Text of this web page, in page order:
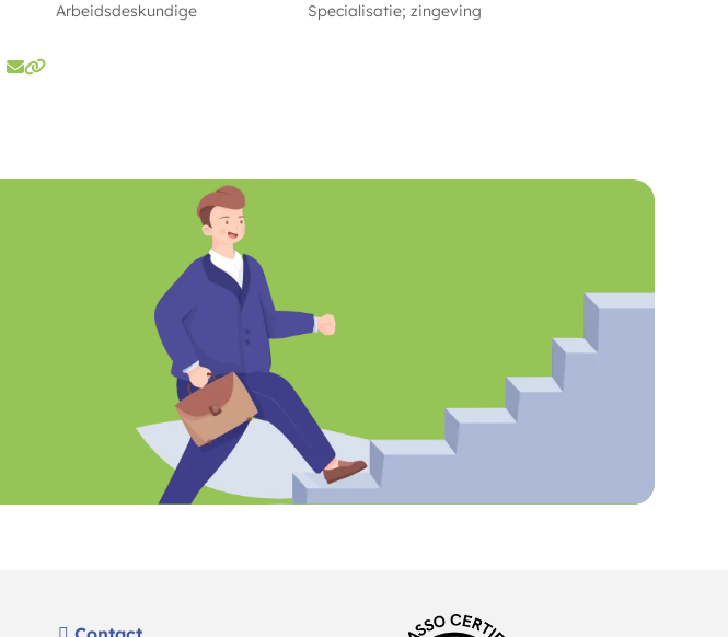
Arbeidsdeskundige
E- Website
Specialisatie; zingeving